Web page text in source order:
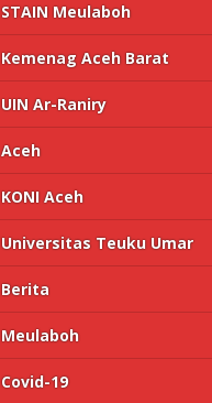
STAIN Meulaboh
Kemenag Aceh Barat
UIN Ar-Raniry
Aceh
KONI Aceh
Universitas Teuku Umar
Berita
Meulaboh
Covid-19